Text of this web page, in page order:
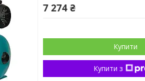
7 274 ₴
Купити
Купити з